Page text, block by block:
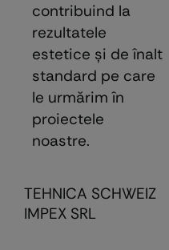
contribuind la
rezultatele
estetice și de înalt
standard pe care
le urmărim în
proiectele
noastre.
TEHNICA SCHWEIZ
IMPEX SRL